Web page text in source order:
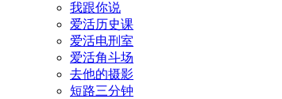
我跟你说
爱活历史课
爱活电刑室
爱活角斗场
去他的摄影
短路三分钟